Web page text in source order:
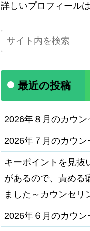
詳しいプロフィールは
最近の投稿
2026年８月のカウ
2026年７月のカウ
キーポイントを見抜
があるので、責める
ました～カウンセリ
2026年６月のカウ